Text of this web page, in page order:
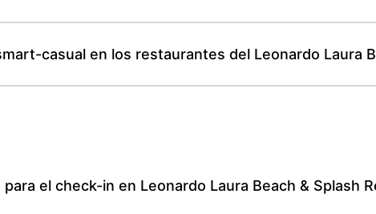
casual en los restaurantes del Leonardo Laura
el check-in en Leonardo Laura Beach & Splash